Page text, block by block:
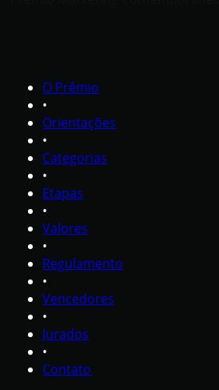
O Prêmio
•
Orientações
•
Categorias
•
Etapas
•
Valores
•
Regulamento
•
Vencedores
•
Jurados
•
Contato